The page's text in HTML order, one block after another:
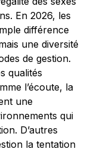
En 2026, les
différence
une diversité
de gestion.
qualités
l’écoute, la
une
qui
D’autres
la tentation